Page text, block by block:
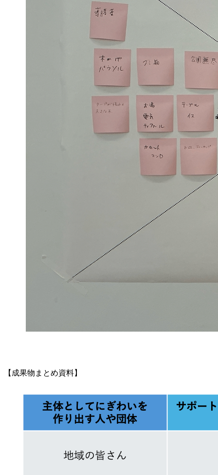
【成果物まとめ資料】